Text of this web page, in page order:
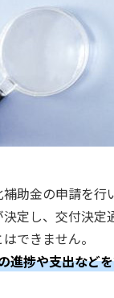
助金の申請を行
定し、交付決
できません。
進捗や支出など